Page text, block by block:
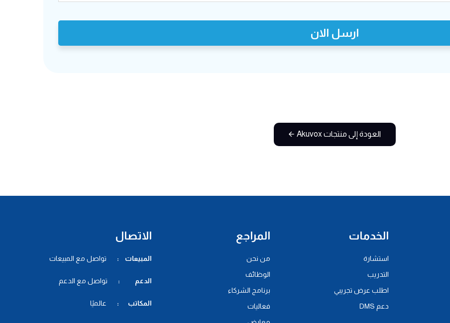
ارسل الان
العودة إلى منتجات Akuvox
الخدمات
استشارة
التدريب
اطلب عرض تجريبي
دعم DMS
المراجع
من نحن
الوظائف
برنامج الشركاء
فعاليات
الاتصال
المبيعات : تواصل مع المبيعات
الدعم : تواصل مع الدعم
المكاتب : عالميًا